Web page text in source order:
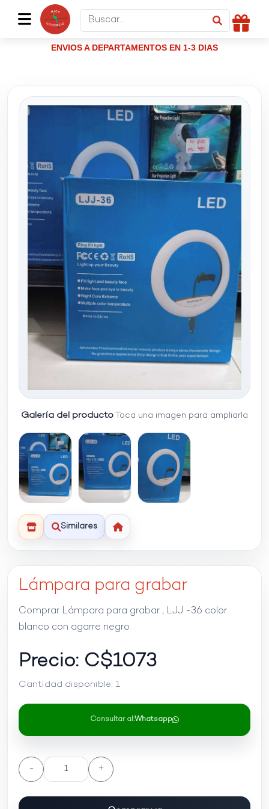
ENVIOS A DEPARTAMENTOS EN 1-3 DIAS
Galería del producto Toca una imagen para ampliarla
Similares
Lámpara para grabar
Comprar Lámpara para grabar , LJJ -36 color
blanco con agarre negro
Precio: C$1073
Cantidad disponible: 1
Consultar al:Whatsapp
- +